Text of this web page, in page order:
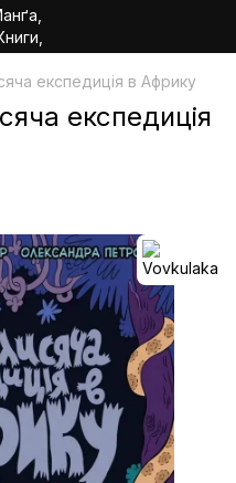
експедиція в Африку
експедиція